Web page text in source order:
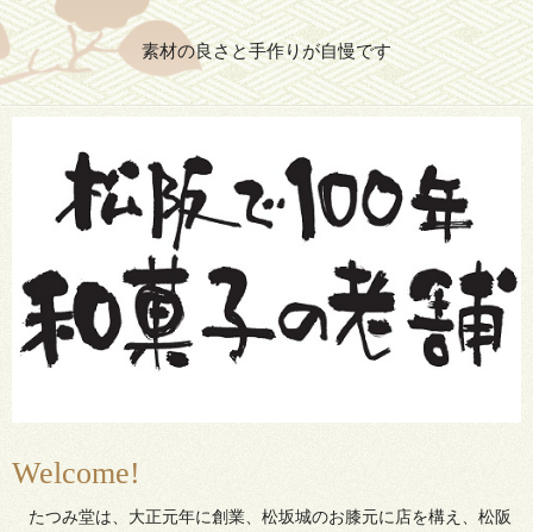
素材の良さと手作りが自慢です
Welcome!
たつみ堂は、大正元年に創業、松坂城のお膝元に店を構え、松阪